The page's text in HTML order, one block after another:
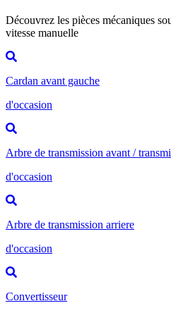
Découvrez les pièces mécaniques
vitesse manuelle
Cardan avant gauche
d'occasion
Arbre de transmission avant /
d'occasion
Arbre de transmission arriere
d'occasion
Convertisseur